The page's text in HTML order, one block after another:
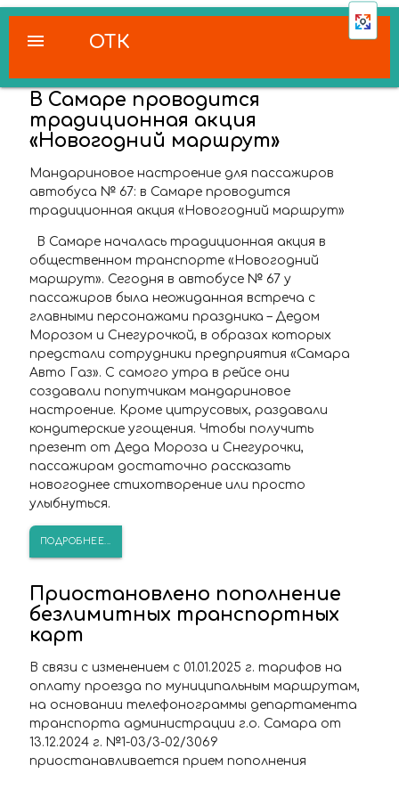
ОТК
menu
В Самаре проводится
традиционная акция
«Новогодний маршрут»
Мандариновое настроение для пассажиров
автобуса № 67: в Самаре проводится
традиционная акция «Новогодний маршрут»
В Самаре началась традиционная акция в
общественном транспорте «Новогодний
маршрут». Сегодня в автобусе № 67 у
пассажиров была неожиданная встреча с
главными персонажами праздника – Дедом
Морозом и Снегурочкой, в образах которых
предстали сотрудники предприятия «Самара
Авто Газ». С самого утра в рейсе они
создавали попутчикам мандариновое
настроение. Кроме цитрусовых, раздавали
кондитерские угощения. Чтобы получить
презент от Деда Мороза и Снегурочки,
пассажирам достаточно рассказать
новогоднее стихотворение или просто
улыбнуться.
ПОДРОБНЕЕ...
Приостановлено пополнение
безлимитных транспортных
карт
В связи с изменением с 01.01.2025 г. тарифов на
оплату проезда по муниципальным маршрутам,
на основании телефонограммы департамента
транспорта администрации г.о. Самара от
13.12.2024 г. №1-03/3-02/3069
приостанавливается прием пополнения